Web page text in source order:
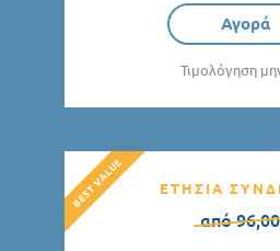
Αγορά
Τιμολόγηση
ΕΤΗΣΙΑ
από